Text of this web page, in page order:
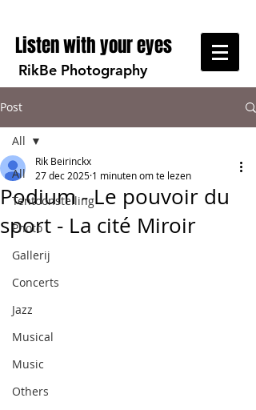
Listen with your eyes
RikBe Photography
Post
All
Tentoonstelling
Photo
Gallerij
Concerts
Jazz
Musical
Music
Others
All
Podium - Le pouvoir du
sport - La cité Miroir
Rik Beirinckx
27 dec 2025 1 minuten om te lezen